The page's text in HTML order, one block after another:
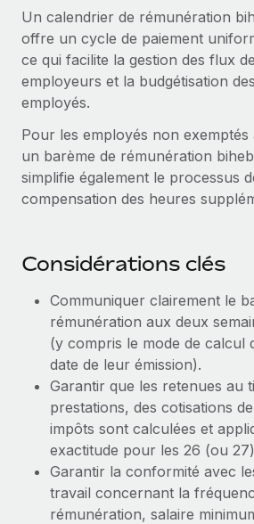
Contrôles d’antécédents
Simplifiez vos processus de
candidats
Remote Watchtower
Gardez un temps d’avance sur les
matière de conformité
Achetez et suivez vos
dans le monde entier
Création d’entité
Établissez des entités rapidement
conformité
Mobilité et déménagement
Organisez facilement le
employés
Avantages sociaux
Gérez facilement les avantages
Remote Build
Bientôt disponible
Conseil en intégrations et
l’IA
ÉTUDES DE CAS
Centre de ressources
Obtenir de l’aide
Voir toutes les ressources
BLOG
Paie multipays
Explorer le blog
BLOG
Mises à jour des produits de
Intégrations Gusto et Xero et
freelances Plus
Remote a toujours pour mission d'aider
toute taille à embaucher, gérer et
Un calendrier de rémunération
offre un cycle de paiement
ce qui facilite la gestion des flux
employeurs et la budgétisation
employés.
Pour les employés non exemptés
un barème de rémunération
simplifie également le processus
compensation des heures
Considérations clés
Communiquer clairement le
rémunération aux deux
(y compris le mode de calcul
date de leur émission).
Garantir que les retenues au
prestations, des cotisations
impôts sont calculées et
exactitude pour les 26 (ou
Garantir la conformité avec
travail concernant la
rémunération, salaire